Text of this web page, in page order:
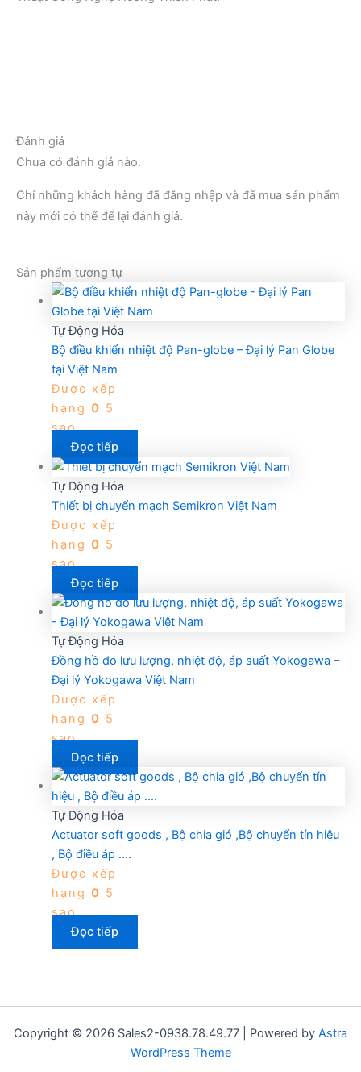
Đánh giá
Chưa có đánh giá nào.
Chỉ những khách hàng đã đăng nhập và đã mua sản phẩm
này mới có thể để lại đánh giá.
Sản phẩm tương tự
Tự Động Hóa
Bộ điều khiển nhiệt độ Pan-globe – Đại lý Pan Globe
tại Việt Nam
Được xếp
hạng 0 5
sao
Đọc tiếp
Tự Động Hóa
Thiết bị chuyển mạch Semikron Việt Nam
Được xếp
hạng 0 5
sao
Đọc tiếp
Tự Động Hóa
Đồng hồ đo lưu lượng, nhiệt độ, áp suất Yokogawa –
Đại lý Yokogawa Việt Nam
Được xếp
hạng 0 5
sao
Đọc tiếp
Tự Động Hóa
Actuator soft goods , Bộ chia gió ,Bộ chuyển tín hiệu
, Bộ điều áp ….
Được xếp
hạng 0 5
sao
Đọc tiếp
Copyright © 2026 Sales2-0938.78.49.77 | Powered by Astra
WordPress Theme